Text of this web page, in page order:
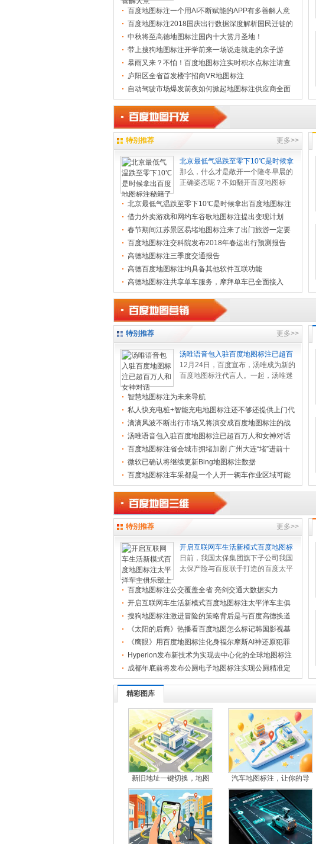
在... .[[查看全文]]
百度地图标注一个用AI不断赋能的APP有多善解人意
百度地图标注2018国庆出行数据深度解析国民迁徙的
背后
中秋将至高德地图标注国内十大赏月圣地！
带上搜狗地图标注开学前来一场说走就走的亲子游
暴雨又来？不怕！百度地图标注实时积水点标注请查
收
庐阳区全省首发楼宇招商VR地图标注
自动驾驶市场爆发前夜如何掀起地图标注供应商全面
混战
特别推荐 更多>>
北京最低气温跌至零下10℃是时候拿
出百度地
那么，什么才是敞开一个隆冬早晨的
正确姿态呢？不如翻开百度地图标
穿秋裤... .[[查看全文]]
北京最低气温跌至零下10℃是时候拿出百度地图标注
秘籍
借力外卖游戏和网约车谷歌地图标注提出变现计划
春节期间江苏景区易堵地图标注来了出门旅游一定要
看！
百度地图标注交科院发布2018年春运出行预测报告
高德地图标注三季度交通报告
高德百度地图标注均具备其他软件互联功能
高德地图标注共享单车服务，摩拜单车已全面接入
特别推荐 更多>>
汤唯语音包入驻百度地图标注已超百
万人和女
12月24日，百度宣布，汤唯成为新的
百度地图标注代言人。一起，汤唯迷
在百... .[
智慧地图标注为未来导航
私人快充电桩+智能充电地图标注还不够还提供上门代
驾
滴滴风波不断出行市场又将演变成百度地图标注的战
场？
汤唯语音包入驻百度地图标注已超百万人和女神对话
百度地图标注省会城市拥堵加剧 广州大连“堵”进前十
微软已确认将继续更新Bing地图标注数据
百度地图标注车采都是一个人开一辆车作业区域可能
有一
特别推荐 更多>>
开启互联网车生活新模式百度地图标
注太平洋
日前，我国太保集团旗下子公司我国
太保产险与百度联手打造的百度太平
式上... .[[查看全文]]
百度地图标注公交覆盖全省 亮剑交通大数据实力
开启互联网车生活新模式百度地图标注太平洋车主俱
乐部
搜狗地图标注激进冒险的策略背后是与百度高德换道
竞争
《太阳的后裔》热播看百度地图怎么标记韩国影视基
地！
《鹰眼》用百度地图标注化身福尔摩斯AI神还原犯罪
现场
Hyperion发布新技术为实现去中心化的全球地图标注
成都年底前将发布公厕电子地图标注实现公厕精准定
位
精彩图库
新旧地址一键切换，地图 汽车地图标注，让你的导